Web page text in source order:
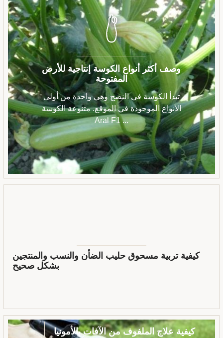
وصف أكثر أنواع الكوسة إنتاجية للأرض
المفتوحة
تبدأ الكوسة في النضج وهي واحدة من أولى
الأنواع الموجودة في الموقع. متنوعة الكوسة
Aral F1 ...
كيفية تربية مسحوق حليب الضأن والنسب والمنتجين
بشكل صحيح
كيفية علاج الملفوف من الآفات بالأمونيا